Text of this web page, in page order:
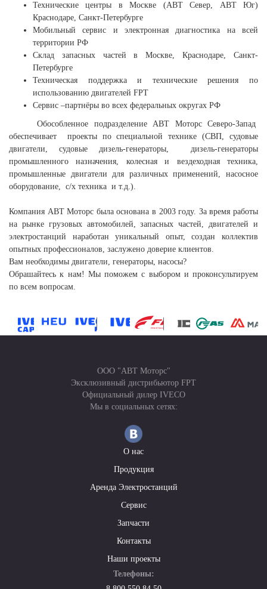
Технические центры в Москве (АВТ Север, АВТ Юг)
Краснодаре, Санкт-Петербурге
Мобильный сервис и электронная диагностика на всей
территории РФ
Склад запасных частей в Москве, Краснодаре, Санкт-
Петербурге
Техническая поддержка и технические решения по
использованию двигателей FPT
Сервис –партнёры во всех федеральных округах РФ
Обособленное подразделение АВТ Моторс Северо-Запад
обеспечивает проекты по специальной технике (СВП, судовые
двигатели, судовые дизель-генераторы, дизель-генераторы
промышленного назначения, колесная и вездеходная техника,
промышленные двигатели для различных применений, насосное
оборудование, с/х техника и т.д.).
Компания АВТ Моторс была основана в 2003 году. За время работы
на рынке грузовых автомобилей, запасных частей, двигателей и
электростанций наработан уникальный опыт, создан коллектив
опытных профессионалов, заслужено доверие клиентов.
Вам необходимы двигатели, генераторы, насосы?
Обрашайтесь к нам! Мы поможем с выбором и проконсультируем
по всем вопросам.
ООО "АВТ Моторс"
Эксклюзивный дистрибьютор FPT
Официальный дилер IVECO
Мы в социальных сетях:
О нас
Продукция
Аренда Электростанций
Сервис
Запчасти
Контакты
Наши проекты
Телефоны: